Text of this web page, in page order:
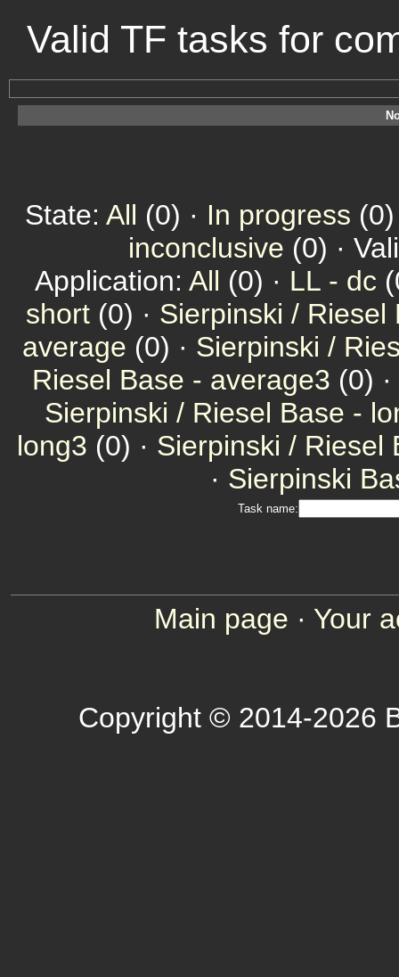
Valid TF tasks for
State: All (0) · In progress
inconclusive (0) ·
Application: All (0) · LL - dc
short (0) · Sierpinski / Riesel
average (0) · Sierpinski /
Riesel Base - average3 (0) ·
Sierpinski / Riesel Base -
long3 (0) · Sierpinski / Riesel
· Sierpinski
Task name:
Main page · Your
Copyright © 2014-2026